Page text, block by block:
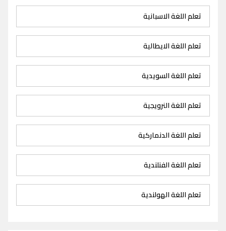
تعلم اللغة الاسبانية
تعلم اللغة الايطالية
تعلم اللغة السويدية
تعلم اللغة النرويجية
تعلم اللغة الدنماركية
تعلم اللغة الفنلندية
تعلم اللغة الهولندية